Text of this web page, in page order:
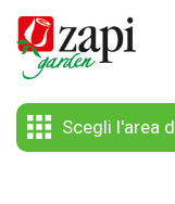
Scegli l'area